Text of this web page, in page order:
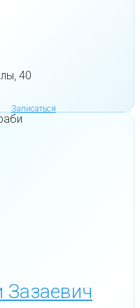
40
Записаться